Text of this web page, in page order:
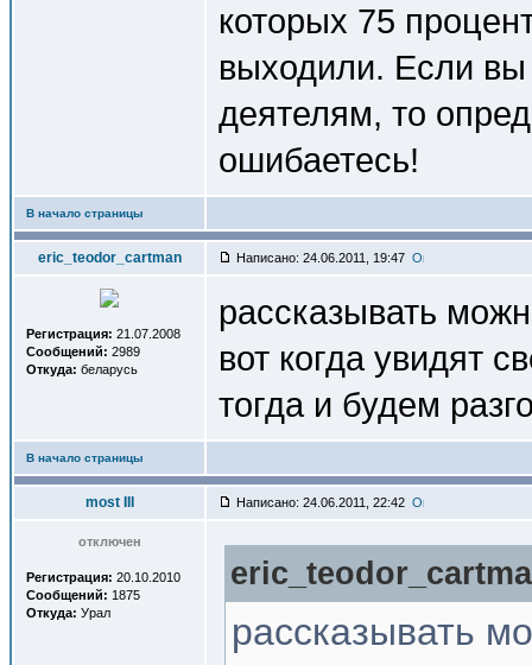
которых 75
выходили. Если вы
деятелям, то
ошибаетесь!
В начало страницы
eric_teodor_cartman Написано: 24.06.2011, 19:47
Регистрация: 21.07.2008
Сообщений: 2989
Откуда: беларусь
рассказывать
вот когда увидят
тогда и будем
В начало страницы
most III Написано: 24.06.2011, 22:42
отключен
Регистрация: 20.10.2010
Сообщений: 1875
Откуда: Урал
рассказывать